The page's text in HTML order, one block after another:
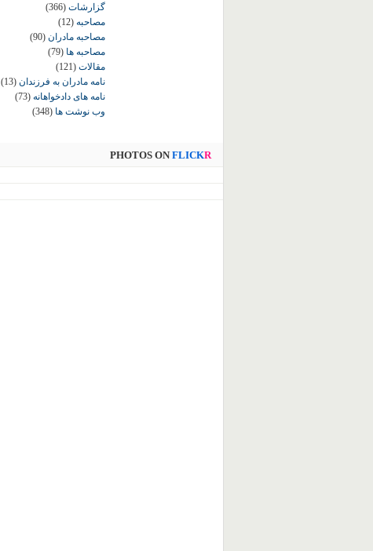
گزارشات (366)
مصاحبه (12)
مصاحبه مادران (90)
مصاحبه ها (79)
مقالات (121)
نامه مادران به فرزندان (13)
نامه های دادخواهانه (73)
وب نوشت ها (348)
PHOTOS ON FLICKR